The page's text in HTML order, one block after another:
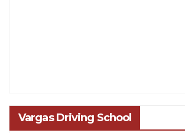
Vargas Driving School